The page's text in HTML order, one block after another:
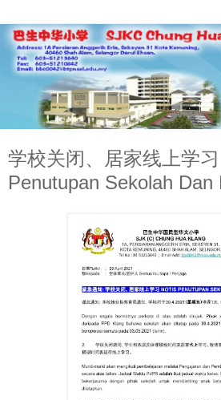
学校关闭、居家线上学
Penutupan Sekolah Dan